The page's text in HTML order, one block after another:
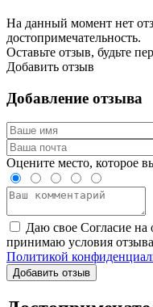
На данный момент нет
достопримечательность.
Оставьте отзыв, будьте
Добавить отзыв
Добавление отзыва
Оцените место, которое
Даю свое Согласие на
принимаю условия отзыва
Политикой
Добавить отзыв